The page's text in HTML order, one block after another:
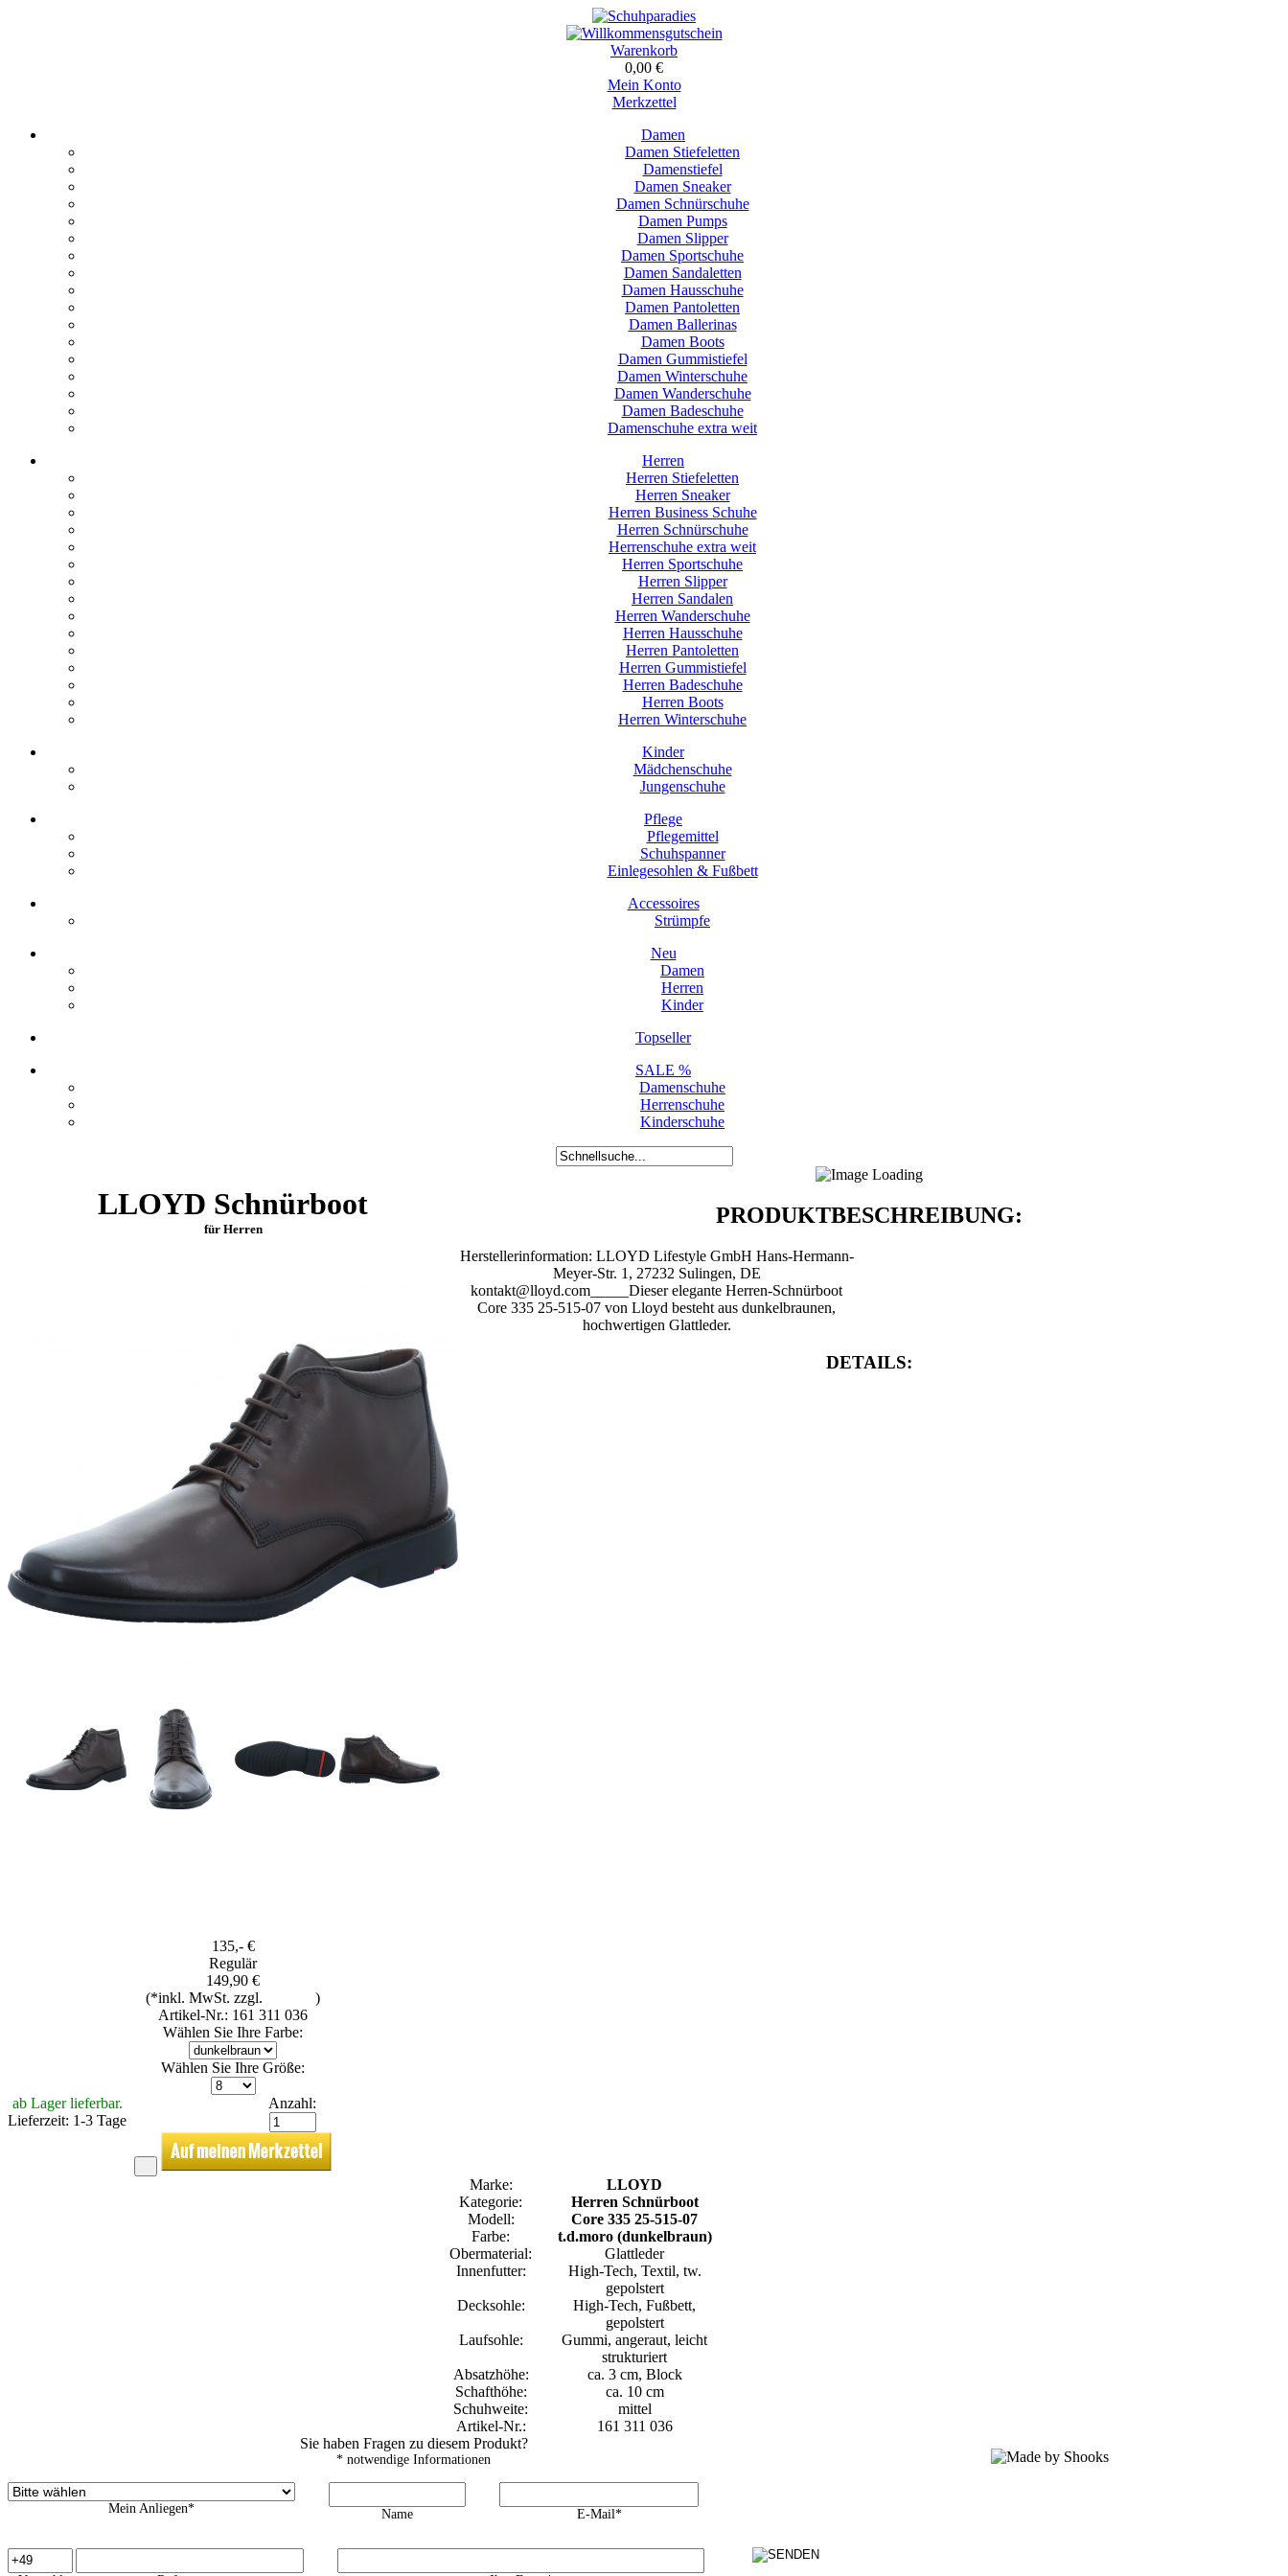
Warenkorb
0,00 €
Mein Konto
Merkzettel
Damen
Damen Stiefeletten
Damenstiefel
Damen Sneaker
Damen Schnürschuhe
Damen Pumps
Damen Slipper
Damen Sportschuhe
Damen Sandaletten
Damen Hausschuhe
Damen Pantoletten
Damen Ballerinas
Damen Boots
Damen Gummistiefel
Damen Winterschuhe
Damen Wanderschuhe
Damen Badeschuhe
Damenschuhe extra weit
Herren
Herren Stiefeletten
Herren Sneaker
Herren Business Schuhe
Herren Schnürschuhe
Herrenschuhe extra weit
Herren Sportschuhe
Herren Slipper
Herren Sandalen
Herren Wanderschuhe
Herren Hausschuhe
Herren Pantoletten
Herren Gummistiefel
Herren Badeschuhe
Herren Boots
Herren Winterschuhe
Kinder
Mädchenschuhe
Jungenschuhe
Pflege
Pflegemittel
Schuhspanner
Einlegesohlen & Fußbett
Accessoires
Strümpfe
Neu
Damen
Herren
Kinder
Topseller
SALE %
Damenschuhe
Herrenschuhe
Kinderschuhe
LLOYD Schnürboot
für Herren
135,- €
Regulär
149,90 €
(*inkl. MwSt. zzgl.
)
Artikel-Nr.: 161 311 036
Wählen Sie Ihre Farbe:
Wählen Sie Ihre Größe:
ab Lager lieferbar.
Lieferzeit: 1-3 Tage
Anzahl:
PRODUKTBESCHREIBUNG:
Herstellerinformation: LLOYD Lifestyle GmbH Hans-Hermann-
Meyer-Str. 1, 27232 Sulingen, DE
kontakt@lloyd.com_____Dieser elegante Herren-Schnürboot
Core 335 25-515-07 von Lloyd besteht aus dunkelbraunen,
hochwertigen Glattleder.
DETAILS:
Marke:
LLOYD
Kategorie:
Herren Schnürboot
Modell:
Core 335 25-515-07
Farbe:
t.d.moro (dunkelbraun)
Obermaterial:
Glattleder
Innenfutter:
High-Tech, Textil, tw.
gepolstert
Decksohle:
High-Tech, Fußbett,
gepolstert
Laufsohle:
Gummi, angeraut, leicht
strukturiert
Absatzhöhe:
ca. 3 cm, Block
Schafthöhe:
ca. 10 cm
Schuhweite:
mittel
Artikel-Nr.:
161 311 036
Sie haben Fragen zu diesem Produkt?
* notwendige Informationen
Mein Anliegen* Name E-Mail*